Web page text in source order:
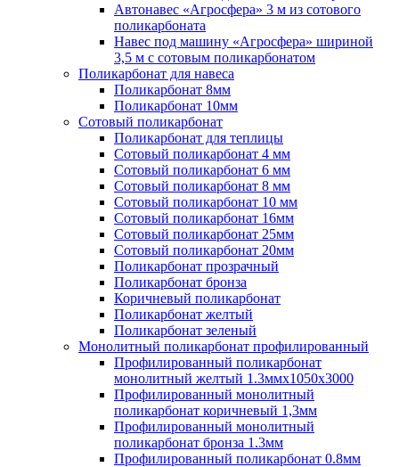
Автонавес «Агросфера» 3 м из сотового
поликарбоната
Навес под машину «Агросфера» шириной
3,5 м с сотовым поликарбонатом
Поликарбонат для навеса
Поликарбонат 8мм
Поликарбонат 10мм
Сотовый поликарбонат
Поликарбонат для теплицы
Сотовый поликарбонат 4 мм
Сотовый поликарбонат 6 мм
Сотовый поликарбонат 8 мм
Сотовый поликарбонат 10 мм
Сотовый поликарбонат 16мм
Сотовый поликарбонат 25мм
Сотовый поликарбонат 20мм
Поликарбонат прозрачный
Поликарбонат бронза
Коричневый поликарбонат
Поликарбонат желтый
Поликарбонат зеленый
Монолитный поликарбонат профилированный
Профилированный поликарбонат
монолитный желтый 1.3ммх1050х3000
Профилированный монолитный
поликарбонат коричневый 1,3мм
Профилированный монолитный
поликарбонат бронза 1.3мм
Профилированный поликарбонат 0.8мм